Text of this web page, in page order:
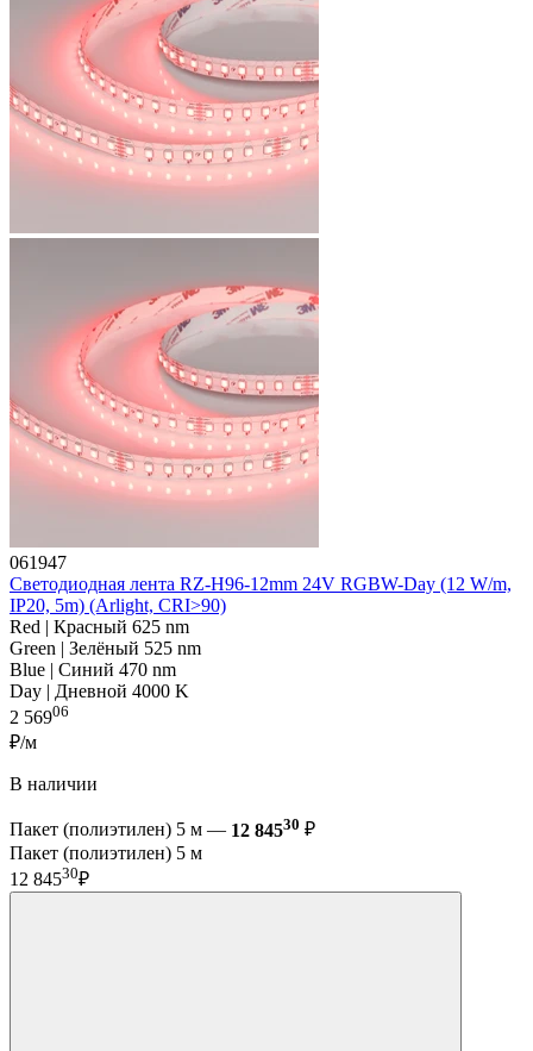
061947
Светодиодная лента RZ-H96-12mm 24V RGBW-Day (12 W/m,
IP20, 5m) (Arlight, CRI>90)
Red | Красный 625 nm
Green | Зелёный 525 nm
Blue | Синий 470 nm
Day | Дневной 4000 K
2 56906
₽/м
В наличии
Пакет (полиэтилен) 5 м — 12 84530 ₽
Пакет (полиэтилен) 5 м
12 84530₽